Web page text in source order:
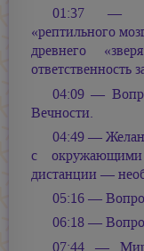
01:37 —
«рептильного
древнего
ответственность
04:09 —
Вечности.
04:49 —
с
дистанции —
05:16 —
06:18 —
07:44 —